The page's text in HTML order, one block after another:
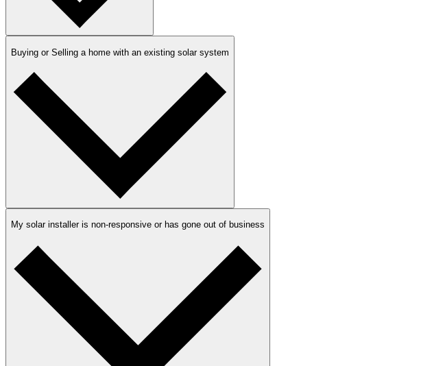
Buying or Selling a home with an existing solar system​​​​‌ ‍ ​‍​‍‌‍ ‌ ​‍‌‍‍‌‌‍‌ ‌‍‍‌‌‍ ‍​‍​‍​ ‍‍​‍​‍‌ ​ ‌‍​‌‌‍ ‍‌‍‍‌‌ ‌​‌ ‍‌​‍ ‍‌‍‍‌‌‍ ​‍​‍​‍ ​​‍​‍‌‍‍​‌ ​‍‌‍‌‌‌‍‌‍​‍​‍​ ‍‍​‍​‍‌‍‍​‌ ‌​‌ ‌​‌ ​​​ ‍‍​‍ ​‍ ‌‍ ​‌‍ ‌‍​ ‌‍​‌‌‍ ​‌‍‍​‌‍ ‌ ​ ‌ ‌​​ ‍‍​ ​ ​ ​ ​ ​ ​ ​ ​‍ ‌‍‍‌‌‍ ‍‌ ‌​‌‍‌‌‌‍ ‍‌ ‌​​‍ ‌‍‌‌‌‍‌​‌‍‍‌‌ ‌​​‍ ‌‍ ‌‌‍ ‌‍‌​‌‍‌‌​ ‌‌ ​​‌ ​‍‌‍‌‌‌ ​ ‌‍‌‌‌‍ ‍‌ ‌​‌‍​‌‌ ‌​‌‍‍‌‌‍ ‌‍ ‍​ ‍ ‌‍‍‌‌‍‌​​ ‌​ ‍​​ ‌‌​ ‌‍​ ​​​ ‌‍​ ‌​​ ​‌‌‍‌​​‍ ‌​ ‌ ‌‍​ ‌‍​ ‌‍​‍​‍ ‌​ ‌​​ ​​​ ​‌‌‍​ ​‍ ‌‌‍​‍‌‍‌‌​ ‌‍‌‍‌​​‍ ‌​ ‌‌​ ​ ​ ‍​​ ​​​ ‌​​ ‌ ​ ‌ ‌‍​‍‌‍​‍​ ‌​​ ‌ ​ ​​​ ‍ ‌ ‌​‌ ‍‌‌ ​​‌‍‌‌​ ‌‌‍‍​‌‍‌‌‌‍ ​‌ ​​‌‌‌​‌‍ ‌ ​​‌‍‍‌‌‍​ ​ ‍ ‌ ​​‌‍​‌‌ ‌​‌‍‍​​ ‌‌‍​ ‌‍ ‌‍ ‍‌ ‌​‌‍‌‌‌‍ ‍‌ ‌​​‍‌‌​ ‌‌‌​​‍‌‌ ‌‍‍ ‌‍‌‌‌ ‍‌​‍‌‌​ ​ ‌​‌​​‍‌‌​ ​ ‌​‌​​‍‌‌​ ​‍​ ​‍‌‍​‌​ ​‍​ ​‍​ ​‌‌‍‌‍​ ‍​​ ‍​​ ‍‌​ ‌ ‌‍‌‍‌‍​‍‌‍​ ​‍‌‌​ ​‍​ ​‍​‍‌‌​ ‌‌‌​‌​​‍ ‍‌‍‍‌‌ ‌​‌‍‌‌‌‍ ‌‌ ​ ​‍‌‌​ ‌‌‌​​‍‌‌ ‌‍‍ ‌‍‌‌‌ ‍‌​‍‌‌​ ​ ‌​‌​​‍‌‌​ ​ ‌​‌​​‍‌‌​ ​‍​ ​‍‌‍‌‍​ ‌‍​ ‍​‌‍‌‌​ ​ ‌‍‌‌‌‍​‌‌‍‌‍​ ‌‍​ ‌‍‌‍‌​​ ‌‍​‍‌‌​ ​‍​ ​‍​‍‌‌​ ‌‌‌​‌​​‍ ‍‌‍‍​‌‍‌‌‌‍​‌‌‍‌​‌‍‍‌‌‍ ‍‌‍‌ ​ ‌‍​‍‌‍​‌‌ ​ ‌‍‌‌‌‌‌‌‌ ​‍‌‍ ​​ ‌‌‍‍​‌ ‌​‌ ‌​‌ ​​​‍‌‌​ ​ ‌​​‌​‍‌‌​ ​‍‌​‌‍​‍‌‌​ ​‍‌​‌‍‌‍ ​‌‍ ‌‍​ ‌‍​‌‌‍ ​‌‍‍​‌‍ ‌ ​ ‌ ‌​​‍‌‌​ ​ ‌​​‌​ ​ ​ ​ ​ ​ ​ ​ ​‍‌‍‌‍‍‌‌‍‌​​ ‌​ ‍​​ ‌‌​ ‌‍​ ​​​ ‌‍​ ‌​​ ​‌‌‍‌​​‍ ‌​ ‌ ‌‍​ ‌‍​ ‌‍​‍​‍ ‌​ ‌​​ ​​​ ​‌‌‍​ ​‍ ‌‌‍​‍‌‍‌‌​ ‌‍‌‍‌​​‍ ‌​ ‌‌​ ​ ​ ‍​​ ​​​ ‌​​ ‌ ​ ‌ ‌‍​‍‌‍​‍​ ‌​​ ‌ ​ ​​​‍‌‍‌ ‌​‌ ‍‌‌ ​​‌‍‌‌​ ‌‌‍‍​‌‍‌‌‌‍ ​‌ ​​‌‌‌​‌‍ ‌ ​​‌‍‍‌‌‍​ ​‍‌‍‌ ​​‌‍​‌‌ ‌​‌‍‍​​ ‌‌‍​ ‌‍ ‌‍ ‍‌ ‌​‌‍‌‌‌‍ ‍‌ ‌​​‍‌‌​ ‌‌‌​​‍‌‌ ‌‍‍ ‌‍‌‌‌ ‍‌​‍‌‌​ ​ ‌​‌​​‍‌‌​ ​ ‌​‌​​‍‌‌​ ​‍​ ​‍‌‍​‌​ ​‍​ ​‍​ ​‌‌‍‌‍​ ‍​​ ‍​​ ‍‌​ ‌ ‌‍‌‍‌‍​‍‌‍​ ​‍‌‌​ ​‍​ ​‍​‍‌‌​ ‌‌‌​‌​​‍ ‍‌‍‍‌‌ ‌​‌‍‌‌‌‍ ‌‌ ​ ​‍‌‌​ ‌‌‌​​‍‌‌ ‌‍‍ ‌‍‌‌‌ ‍‌​‍‌‌​ ​ ‌​‌​​‍‌‌​ ​ ‌​‌​​‍‌‌​ ​‍​ ​‍‌‍‌‍​ ‌‍​ ‍​‌‍‌‌​ ​ ‌‍‌‌‌‍​‌‌‍‌‍​ ‌‍​ ‌‍‌‍‌​​ ‌‍​‍‌‌​ ​‍​ ​‍​‍‌‌​ ‌‌‌​‌​​‍ ‍‌‍‍​‌‍‌‌‌‍​‌‌‍‌​‌‍‍‌‌‍ ‍‌‍‌ ​‍‌‍‌ ​​‌‍‌‌‌ ​‍‌ ​ ‌ ​​‌‍‌‌‌‍​ ‌ ‌​‌‍‍‌‌ ‌‍‌‍‌‌​ ‌‌ ​​‌ ‌‌‌‍​‍‌‍ ​‌‍‍‌‌ ​ ‌‍‍​‌‍‌‌‌‍‌​​‍​‍‌ ‌
My solar installer is non-responsive or has gone out of business​​​​‌ ‍ ​‍​‍‌‍ ‌ ​‍‌‍‍‌‌‍‌ ‌‍‍‌‌‍ ‍​‍​‍​ ‍‍​‍​‍‌ ​ ‌‍​‌‌‍ ‍‌‍‍‌‌ ‌​‌ ‍‌​‍ ‍‌‍‍‌‌‍ ​‍​‍​‍ ​​‍​‍‌‍‍​‌ ​‍‌‍‌‌‌‍‌‍​‍​‍​ ‍‍​‍​‍‌‍‍​‌ ‌​‌ ‌​‌ ​​​ ‍‍​‍ ​‍ ‌‍ ​‌‍ ‌‍​ ‌‍​‌‌‍ ​‌‍‍​‌‍ ‌ ​ ‌ ‌​​ ‍‍​ ​ ​ ​ ​ ​ ​ ​ ​‍ ‌‍‍‌‌‍ ‍‌ ‌​‌‍‌‌‌‍ ‍‌ ‌​​‍ ‌‍‌‌‌‍‌​‌‍‍‌‌ ‌​​‍ ‌‍ ‌‌‍ ‌‍‌​‌‍‌‌​ ‌‌ ​​‌ ​‍‌‍‌‌‌ ​ ‌‍‌‌‌‍ ‍‌ ‌​‌‍​‌‌ ‌​‌‍‍‌‌‍ ‌‍ ‍​ ‍ ‌‍‍‌‌‍‌​​ ‌​ ‍​​ ‌‌​ ‌‍​ ​​​ ‌‍​ ‌​​ ​‌‌‍‌​​‍ ‌​ ‌ ‌‍​ ‌‍​ ‌‍​‍​‍ ‌​ ‌​​ ​​​ ​‌‌‍​ ​‍ ‌‌‍​‍‌‍‌‌​ ‌‍‌‍‌​​‍ ‌​ ‌‌​ ​ ​ ‍​​ ​​​ ‌​​ ‌ ​ ‌ ‌‍​‍‌‍​‍​ ‌​​ ‌ ​ ​​​ ‍ ‌ ‌​‌ ‍‌‌ ​​‌‍‌‌​ ‌‌‍‍​‌‍‌‌‌‍ ​‌ ​​‌‌‌​‌‍ ‌ ​​‌‍‍‌‌‍​ ​ ‍ ‌ ​​‌‍​‌‌ ‌​‌‍‍​​ ‌‌‍​ ‌‍ ‌‍ ‍‌ ‌​‌‍‌‌‌‍ ‍‌ ‌​​‍‌‌​ ‌‌‌​​‍‌‌ ‌‍‍ ‌‍‌‌‌ ‍‌​‍‌‌​ ​ ‌​‌​​‍‌‌​ ​ ‌​‌​​‍‌‌​ ​‍​ ​‍‌‍​‌​ ​‍​ ​‍​ ​‌‌‍‌‍​ ‍​​ ‍​​ ‍‌​ ‌ ‌‍‌‍‌‍​‍‌‍​ ​‍‌‌​ ​‍​ ​‍​‍‌‌​ ‌‌‌​‌​​‍ ‍‌‍‍‌‌ ‌​‌‍‌‌‌‍ ‌‌ ​ ​‍‌‌​ ‌‌‌​​‍‌‌ ‌‍‍ ‌‍‌‌‌ ‍‌​‍‌‌​ ​ ‌​‌​​‍‌‌​ ​ ‌​‌​​‍‌‌​ ​‍​ ​‍​ ​‍​ ‌​​ ​​​ ‌ ​ ‍​​ ‌‍‌‍‌‌‌‍​ ‌‍​ ​ ​​​ ​‌​ ‌‍​‍‌‌​ ​‍​ ​‍​‍‌‌​ ‌‌‌​‌​​‍ ‍‌‍‍​‌‍‌‌‌‍​‌‌‍‌​‌‍‍‌‌‍ ‍‌‍‌ ​ ‌‍​‍‌‍​‌‌ ​ ‌‍‌‌‌‌‌‌‌ ​‍‌‍ ​​ ‌‌‍‍​‌ ‌​‌ ‌​‌ ​​​‍‌‌​ ​ ‌​​‌​‍‌‌​ ​‍‌​‌‍​‍‌‌​ ​‍‌​‌‍‌‍ ​‌‍ ‌‍​ ‌‍​‌‌‍ ​‌‍‍​‌‍ ‌ ​ ‌ ‌​​‍‌‌​ ​ ‌​​‌​ ​ ​ ​ ​ ​ ​ ​ ​‍‌‍‌‍‍‌‌‍‌​​ ‌​ ‍​​ ‌‌​ ‌‍​ ​​​ ‌‍​ ‌​​ ​‌‌‍‌​​‍ ‌​ ‌ ‌‍​ ‌‍​ ‌‍​‍​‍ ‌​ ‌​​ ​​​ ​‌‌‍​ ​‍ ‌‌‍​‍‌‍‌‌​ ‌‍‌‍‌​​‍ ‌​ ‌‌​ ​ ​ ‍​​ ​​​ ‌​​ ‌ ​ ‌ ‌‍​‍‌‍​‍​ ‌​​ ‌ ​ ​​​‍‌‍‌ ‌​‌ ‍‌‌ ​​‌‍‌‌​ ‌‌‍‍​‌‍‌‌‌‍ ​‌ ​​‌‌‌​‌‍ ‌ ​​‌‍‍‌‌‍​ ​‍‌‍‌ ​​‌‍​‌‌ ‌​‌‍‍​​ ‌‌‍​ ‌‍ ‌‍ ‍‌ ‌​‌‍‌‌‌‍ ‍‌ ‌​​‍‌‌​ ‌‌‌​​‍‌‌ ‌‍‍ ‌‍‌‌‌ ‍‌​‍‌‌​ ​ ‌​‌​​‍‌‌​ ​ ‌​‌​​‍‌‌​ ​‍​ ​‍‌‍​‌​ ​‍​ ​‍​ ​‌‌‍‌‍​ ‍​​ ‍​​ ‍‌​ ‌ ‌‍‌‍‌‍​‍‌‍​ ​‍‌‌​ ​‍​ ​‍​‍‌‌​ ‌‌‌​‌​​‍ ‍‌‍‍‌‌ ‌​‌‍‌‌‌‍ ‌‌ ​ ​‍‌‌​ ‌‌‌​​‍‌‌ ‌‍‍ ‌‍‌‌‌ ‍‌​‍‌‌​ ​ ‌​‌​​‍‌‌​ ​ ‌​‌​​‍‌‌​ ​‍​ ​‍​ ​‍​ ‌​​ ​​​ ‌ ​ ‍​​ ‌‍‌‍‌‌‌‍​ ‌‍​ ​ ​​​ ​‌​ ‌‍​‍‌‌​ ​‍​ ​‍​‍‌‌​ ‌‌‌​‌​​‍ ‍‌‍‍​‌‍‌‌‌‍​‌‌‍‌​‌‍‍‌‌‍ ‍‌‍‌ ​‍‌‍‌ ​​‌‍‌‌‌ ​‍‌ ​ ‌ ​​‌‍‌‌‌‍​ ‌ ‌​‌‍‍‌‌ ‌‍‌‍‌‌​ ‌‌ ​​‌ ‌‌‌‍​‍‌‍ ​‌‍‍‌‌ ​ ‌‍‍​‌‍‌‌‌‍‌​​‍​‍‌ ‌